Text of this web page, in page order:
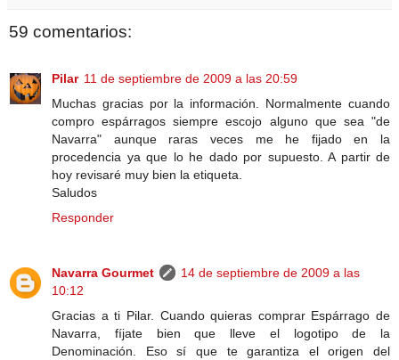
59 comentarios:
Pilar 11 de septiembre de 2009 a las 20:59
Muchas gracias por la información. Normalmente cuando
compro espárragos siempre escojo alguno que sea "de
Navarra" aunque raras veces me he fijado en la
procedencia ya que lo he dado por supuesto. A partir de
hoy revisaré muy bien la etiqueta.
Saludos
Responder
Navarra Gourmet
14 de septiembre de 2009 a las
10:12
Gracias a ti Pilar. Cuando quieras comprar Espárrago de
Navarra, fíjate bien que lleve el logotipo de la
Denominación. Eso sí que te garantiza el origen del